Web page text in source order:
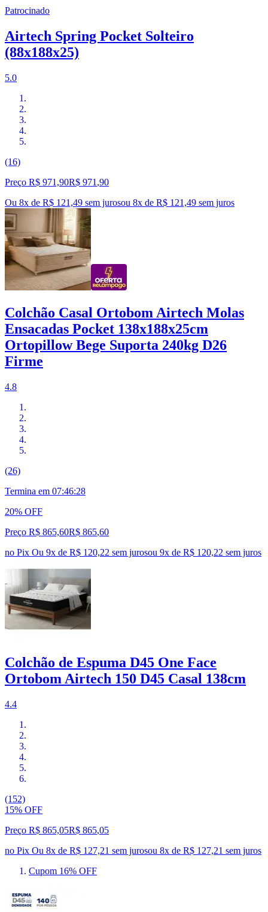
Patrocinado
Airtech Spring Pocket Solteiro
(88x188x25)
5.0
(16)
Preço R$ 971,90R$ 971 ,90
Ou 8x de R$ 121,49 sem jurosou 8x de R$ 121,49 sem juros
Colchão Casal Ortobom Airtech Molas
Ensacadas Pocket 138x188x25cm
Ortopillow Bege Suporta 240kg D26
Firme
4.8
(26)
Termina em 07:46:27
20% OFF
Preço R$ 865,60R$ 865,60
no Pix Ou 9x de R$ 120,22 sem jurosou 9x de R$ 120,22 sem juros
Colchão de Espuma D45 One Face
Ortobom Airtech 150 D45 Casal 138cm
4.4
(152)
15% OFF
Preço R$ 865,05R$ 865,05
no Pix Ou 8x de R$ 127,21 sem jurosou 8x de R$ 127,21 sem juros
Cupom 16% OFF